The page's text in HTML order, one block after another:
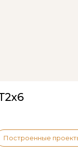
Построенные